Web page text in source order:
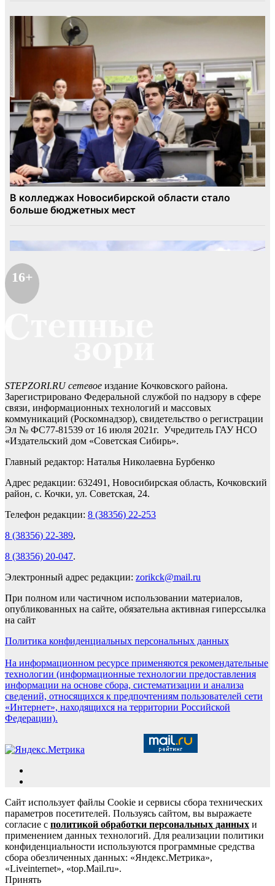
16+
STEPZORI.RU сетевое издание Кочковского района.
Зарегистрировано Федеральной службой по надзору в сфере
связи, информационных технологий и массовых
коммуникаций (Роскомнадзор), свидетельство о регистрации
Эл № ФС77-81539 от 16 июля 2021г. Учредитель ГАУ НСО
«Издательский дом «Советская Сибирь».
Главный редактор: Наталья Николаевна Бурбенко
Адрес редакции: 632491, Новосибирская область, Кочковский
район, с. Кочки, ул. Советская, 24.
Телефон редакции: 8 (38356) 22-253
8 (38356) 22-389,
8 (38356) 20-047.
Электронный адрес редакции: zorikck@mail.ru
При полном или частичном использовании материалов,
опубликованных на сайте, обязательна активная гиперссылка
на сайт
Политика конфиденциальных персональных данных
На информационном ресурсе применяются рекомендательные
технологии (информационные технологии предоставления
информации на основе сбора, систематизации и анализа
сведений, относящихся к предпочтениям пользователей сети
«Интернет», находящихся на территории Российской
Федерации).
Сайт использует файлы Cookie и сервисы сбора технических
параметров посетителей. Пользуясь сайтом, вы выражаете
согласие с политикой обработки персональных данных и
применением данных технологий. Для реализации политики
конфиденциальности используются программные средства
сбора обезличенных данных: «Яндекс.Метрика»,
«Liveinternet», «top.Mail.ru».
Принять